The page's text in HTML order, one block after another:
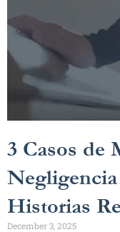
3 Casos de
Historias
December 3, 2025